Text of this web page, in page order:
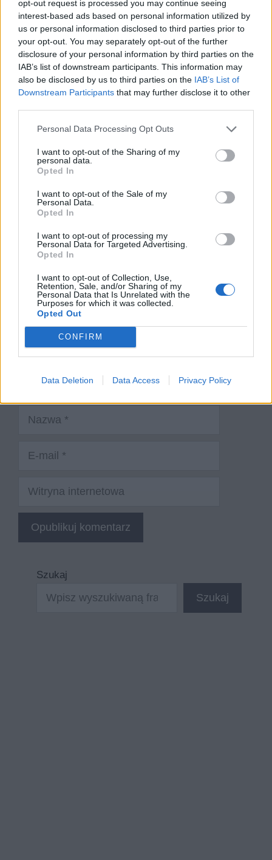
opt-out request is processed you may continue seeing
interest-based ads based on personal information utilized by
us or personal information disclosed to third parties prior to
your opt-out. You may separately opt-out of the further
disclosure of your personal information by third parties on the
IAB’s list of downstream participants. This information may
also be disclosed by us to third parties on the IAB’s List of
Downstream Participants that may further disclose it to other
Personal Data Processing Opt Outs
I want to opt-out of the Sharing of my
personal data.
Opted In
I want to opt-out of the Sale of my
Personal Data.
Opted In
I want to opt-out of processing my
Personal Data for Targeted Advertising.
Opted In
I want to opt-out of Collection, Use,
Retention, Sale, and/or Sharing of my
Personal Data that Is Unrelated with the
Purposes for which it was collected.
Opted Out
CONFIRM
Data Deletion Data Access Privacy Policy
Czytaj także:
Adam Cisowski – charakterystyka
Wanda Gąsowska – charakterystyka
Iwo Gąsowski – charakterystyka
Szatan z siódmej klasy – motywy
literackie
Kategorie
opracowania
Tagi
Szatan z siódmej klasy - opracowanie
Wanda Gąsowska – charakterystyka
Iwo Gąsowski – charakterystyka
Komentarz
Nazwa
Witryna
Szukaj
Szukaj